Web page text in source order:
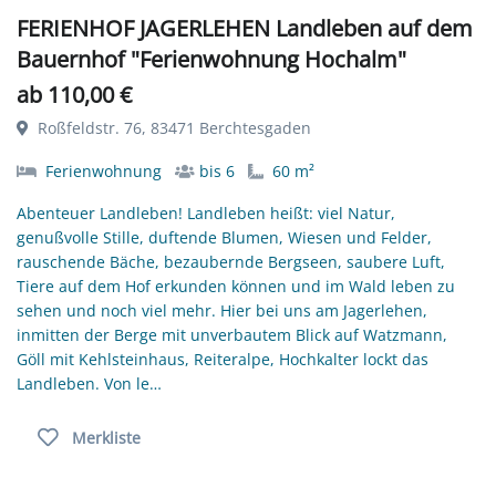
FERIENHOF JAGERLEHEN Landleben auf dem
Bauernhof "Ferienwohnung Hochalm"
ab 110,00 €
Roßfeldstr. 76, 83471 Berchtesgaden
Ferienwohnung bis 6
60 m²
Abenteuer Landleben! Landleben heißt: viel Natur,
genußvolle Stille, duftende Blumen, Wiesen und Felder,
rauschende Bäche, bezaubernde Bergseen, saubere Luft,
Tiere auf dem Hof erkunden können und im Wald leben zu
sehen und noch viel mehr. Hier bei uns am Jagerlehen,
inmitten der Berge mit unverbautem Blick auf Watzmann,
Göll mit Kehlsteinhaus, Reiteralpe, Hochkalter lockt das
Landleben. Von le…
Merkliste